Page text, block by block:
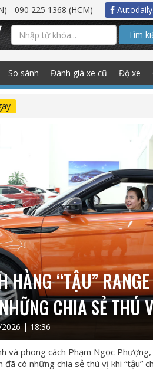
- 090 225 1368 (HCM)
Tìm
So sánh Đánh giá xe cũ Độ xe
HÀNG “TẬU”
CHIA SẺ THÚ
| 18:36
và phong cách Phạm Ngọc
đã có những chia sẻ thú vị khi “tậu”